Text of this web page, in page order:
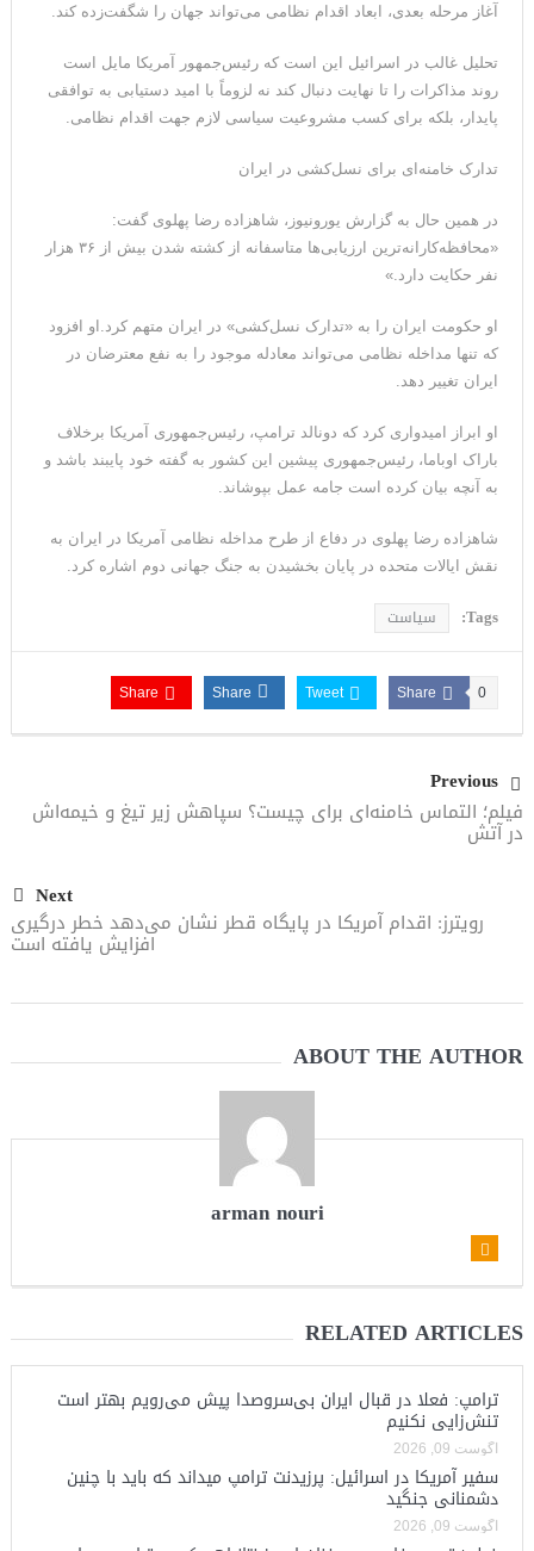
آغاز مرحله بعدی، ابعاد اقدام نظامی می‌تواند جهان را شگفت‌زده کند.
تحلیل غالب در اسرائیل این است که رئیس‌جمهور آمریکا مایل است
روند مذاکرات را تا نهایت دنبال کند نه لزوماً با امید دستیابی به توافقی
پایدار، بلکه برای کسب مشروعیت سیاسی لازم جهت اقدام نظامی.
تدارک خامنه‌ای برای نسل‌کشی در ایران
در همین حال به گزارش یورونیوز، شاهزاده رضا پهلوی گفت:
«محافظه‌کارانه‌ترین ارزیابی‌ها متاسفانه از کشته شدن بیش از ۳۶ هزار
نفر حکایت دارد.»
او حکومت ایران را به «تدارک نسل‌کشی» در ایران متهم کرد.او افزود
که تنها مداخله نظامی می‌تواند معادله موجود را به نفع معترضان در
ایران تغییر دهد.
او ابراز امیدواری کرد که دونالد ترامپ، رئیس‌جمهوری آمریکا برخلاف
باراک اوباما، رئیس‌جمهوری پیشین این کشور به گفته خود پایبند باشد و
به آنچه بیان کرده است جامه عمل بپوشاند.
شاهزاده رضا پهلوی در دفاع از طرح مداخله نظامی آمریکا در ایران به
نقش ایالات متحده در پایان بخشیدن به جنگ جهانی دوم اشاره کرد.
Tags: سیاست
Share 0
Tweet
Share
Share
Previous
فیلم؛ التماس خامنه‌ای برای چیست؟ سپاهش زیر تیغ و خیمه‌اش
در آتش
Next
رویترز: اقدام آمریکا در پایگاه قطر نشان می‌دهد خطر درگیری
افزایش یافته است
ABOUT THE AUTHOR
arman nouri
RELATED ARTICLES
ترامپ: فعلا در قبال ایران بی‌سروصدا پیش می‌رویم بهتر است
تنش‌زایی نکنیم
آگوست 09, 2026
سفیر آمریکا در اسرائیل: پرزیدنت ترامپ میداند که باید با چنین
دشمنانی جنگید
آگوست 09, 2026